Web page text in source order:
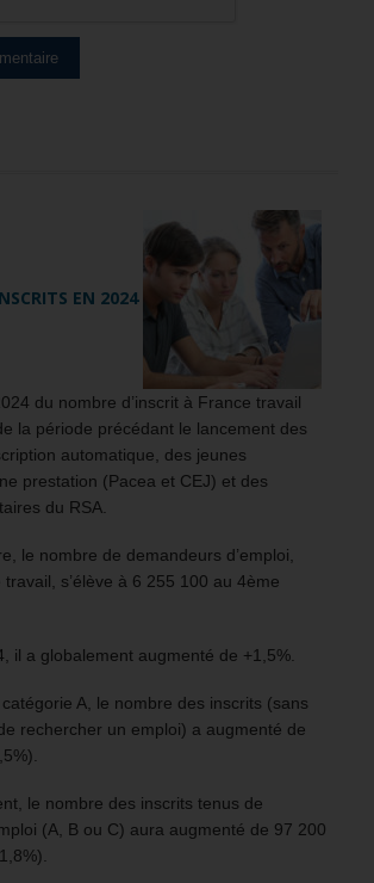
EN 2024
du nombre d’inscrit à France travail
la période précédant le lancement des
automatique, des jeunes
prestation (Pacea et CEJ) et des
du RSA.
le nombre de demandeurs d’emploi,
s’élève à 6 255 100 au 4ème
il a globalement augmenté de +1,5%.
A, le nombre des inscrits (sans
rechercher un emploi) a augmenté de
le nombre des inscrits tenus de
(A, B ou C) aura augmenté de 97 200